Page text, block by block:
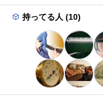
持ってる人 (10)